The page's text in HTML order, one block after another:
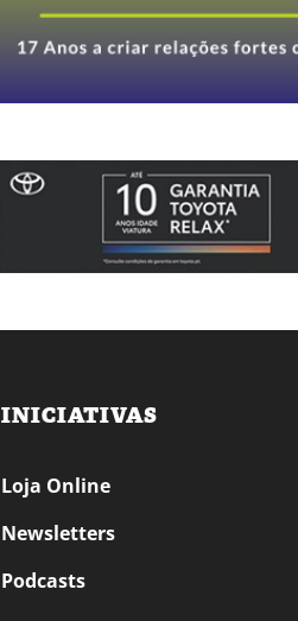
INICIATIVAS
Loja Online
Newsletters
Podcasts